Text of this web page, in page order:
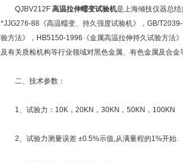
QJBV212F 高温拉伸蠕变试验机是上海倾技仪器总结
*JJG276-88《高温蠕变、持久强度试验机》，GB/
验方法》，HB5150-1996《金属高温拉伸持久试验方法
及有关质检机构等行业领域对黑色金属、有色金属及合
二、技术参数：
1、试验力：10K，20KN，30KN，50KN，100KN
2、试验力测量误差 ±0.5%示值,从满量程的1%开始.